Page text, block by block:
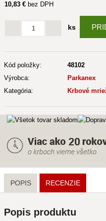
10,83 € bez DPH
ks
Kód položky:
48102
Výrobca:
Parkanex
Kategória:
Krbové
POPIS RECENZIE
Popis produktu